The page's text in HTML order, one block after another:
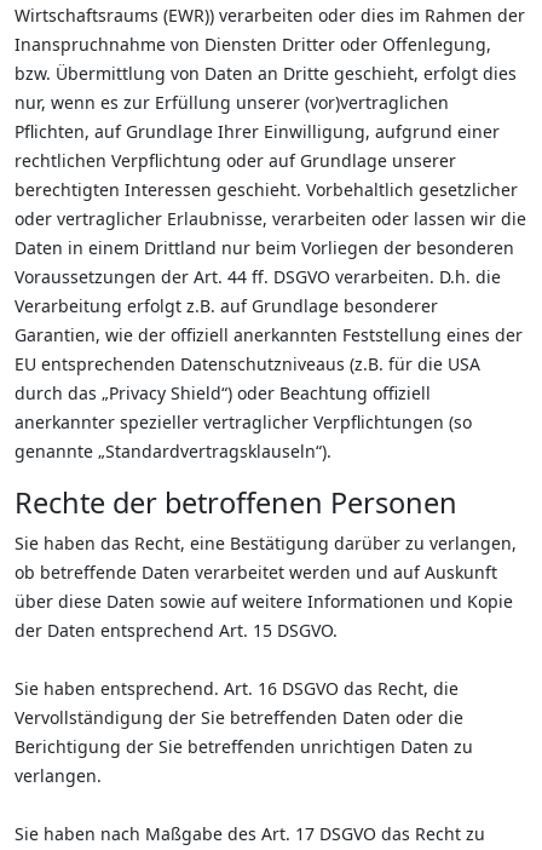
Wirtschaftsraums (EWR)) verarbeiten oder dies im Rahmen der
Inanspruchnahme von Diensten Dritter oder Offenlegung,
bzw. Übermittlung von Daten an Dritte geschieht, erfolgt dies
nur, wenn es zur Erfüllung unserer (vor)vertraglichen
Pflichten, auf Grundlage Ihrer Einwilligung, aufgrund einer
rechtlichen Verpflichtung oder auf Grundlage unserer
berechtigten Interessen geschieht. Vorbehaltlich gesetzlicher
oder vertraglicher Erlaubnisse, verarbeiten oder lassen wir die
Daten in einem Drittland nur beim Vorliegen der besonderen
Voraussetzungen der Art. 44 ff. DSGVO verarbeiten. D.h. die
Verarbeitung erfolgt z.B. auf Grundlage besonderer
Garantien, wie der offiziell anerkannten Feststellung eines der
EU entsprechenden Datenschutzniveaus (z.B. für die USA
durch das „Privacy Shield“) oder Beachtung offiziell
anerkannter spezieller vertraglicher Verpflichtungen (so
genannte „Standardvertragsklauseln“).
Rechte der betroffenen Personen
Sie haben das Recht, eine Bestätigung darüber zu verlangen,
ob betreffende Daten verarbeitet werden und auf Auskunft
über diese Daten sowie auf weitere Informationen und Kopie
der Daten entsprechend Art. 15 DSGVO.
Sie haben entsprechend. Art. 16 DSGVO das Recht, die
Vervollständigung der Sie betreffenden Daten oder die
Berichtigung der Sie betreffenden unrichtigen Daten zu
verlangen.
Sie haben nach Maßgabe des Art. 17 DSGVO das Recht zu